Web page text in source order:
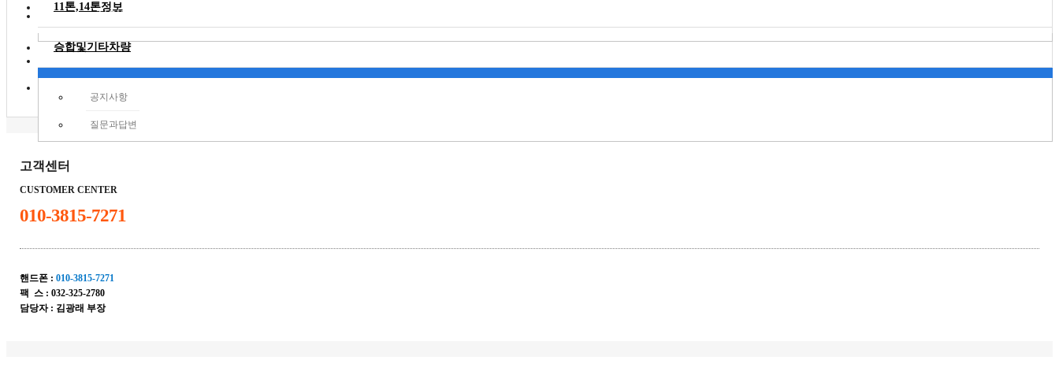
직거래구인구직
공지사항
질문과답변
11톤,14톤정보
승합및기타차량
고객센터
CUSTOMER CENTER
010-3815-7271
핸드폰 : 010-3815-7271
팩 스 : 032-325-2780
담당자 : 김광래 부장